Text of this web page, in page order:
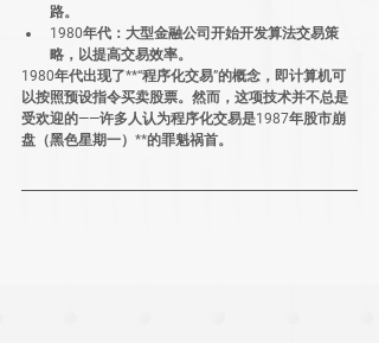
路。
1980年代 ：大型金融公司开始开发算法交易策
略，以提高交易效率。
1980年代出现了**“程序化交易”的概念，即计算机可
以按照预设指令买卖股票。然而，这项技术并不总是
受欢迎的——许多人认为程序化交易是1987年股市崩
盘（黑色星期一）**的罪魁祸首。